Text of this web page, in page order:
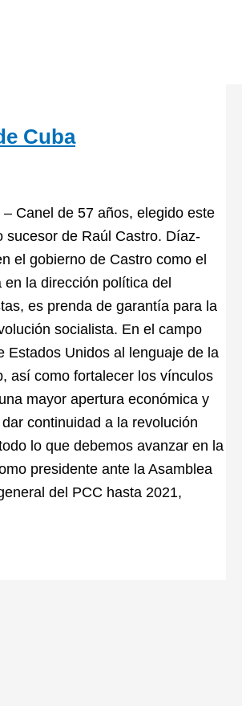
Cuba
Canel de 57 años, elegido este
sucesor de Raúl Castro. Díaz-
el gobierno de Castro como el
la dirección política del
es prenda de garantía para la
socialista. En el campo
Estados Unidos al lenguaje de la
así como fortalecer los vínculos
mayor apertura económica y
continuidad a la revolución
lo que debemos avanzar en la
presidente ante la Asamblea
del PCC hasta 2021,